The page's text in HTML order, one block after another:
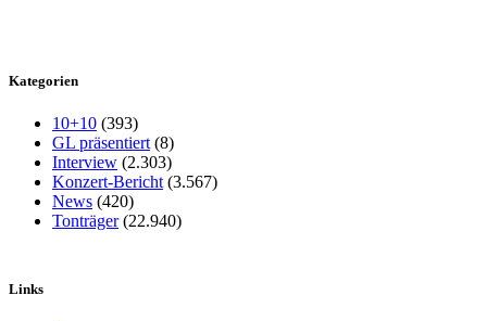
Kategorien
10+10 (393)
GL präsentiert (8)
Interview (2.303)
Konzert-Bericht (3.567)
News (420)
Tonträger(22.940)
Links